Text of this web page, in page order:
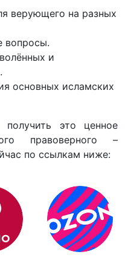
верующего на разных
вопросы.
и
основных исламских
это ценное
правоверного –
по ссылкам ниже: